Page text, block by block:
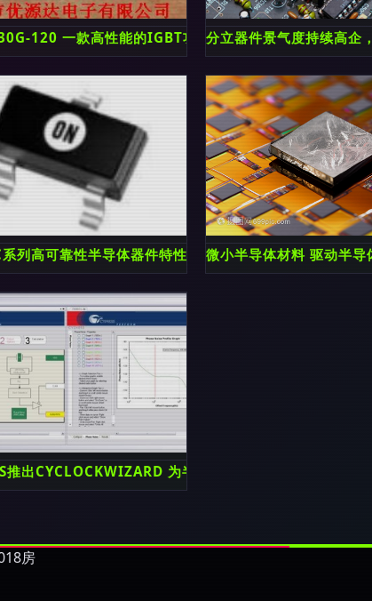
导通电阻和微型化,产品
120 一款高性能的IGBT功率半导体器件分立器件景气度持续高企
器件变革
列高可靠性半导体器件特性与应用分析微小半导体材料 驱动半
与应用
推出CYCLOCKWIZARD 为半导体器件精心打造的全新软
房